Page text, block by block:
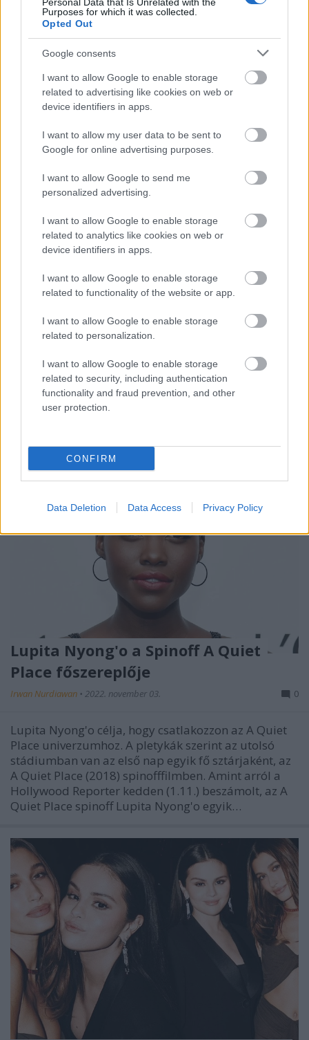
Purposes for which it was collected.
Opted Out
Google consents
I want to allow Google to enable storage
related to advertising like cookies on web or
device identifiers in apps.
I want to allow my user data to be sent to
Google for online advertising purposes.
I want to allow Google to send me
personalized advertising.
I want to allow Google to enable storage
related to analytics like cookies on web or
device identifiers in apps.
I want to allow Google to enable storage
related to functionality of the website or app.
I want to allow Google to enable storage
related to personalization.
I want to allow Google to enable storage
related to security, including authentication
functionality and fraud prevention, and other
user protection.
CONFIRM
Data Deletion Data Access Privacy Policy
Üdvözöljük a Sword Art Online új
szélesvásznú filmprojektjében
A Sword Art Online bejelentette, hogy visszatér
legújabb anime játékfilmjébe. A játékfilmes
projektről továbbra sincsenek további információk.
eredeti történeteket tartalmaz majd, amelyek nem
szerepelnek a regényben. A Sword Art Online vagy
más…
Lupita Nyong'o a Spinoff A Quiet
Place főszereplője
Irwan Nurdiawan • 2022. november 03. 0
Lupita Nyong'o célja, hogy csatlakozzon az A Quiet
Place univerzumhoz. A pletykák szerint az utolsó
stádiumban van az első nap egyik fő sztárjaként, az
A Quiet Place (2018) spinofffilmben. Amint arról a
Hollywood Reporter kedden (1.11.) beszámolt, az A
Quiet Place spinoff Lupita Nyong'o egyik…